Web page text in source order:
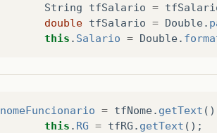
String
tfSalario =
double tfSalario = Double.
this . Salario = Double.
nomeFuncionario = tfNome. getText
this . RG = tfRG . getText ();